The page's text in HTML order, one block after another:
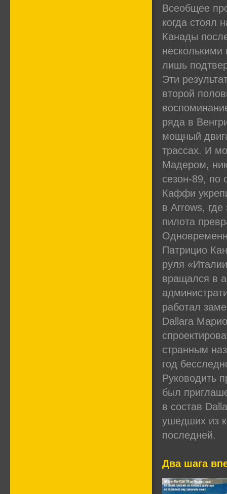
Всеобщее
когда стоял
Канады
лишь
Эти
второй
ряда в
мощный
трассах. И
Мадером,
сезон-89, по
Каффи
в Arrows, где
пилота
Патрицио
руля
вращался в
работал
Dallara
странным
год
Руководить
был
в состав
ушедших из
последней.
Два шага